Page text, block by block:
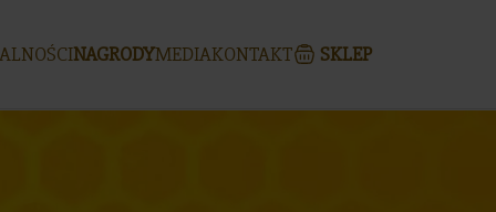
NAGRODYMEDIAKONTAKT SKLEP